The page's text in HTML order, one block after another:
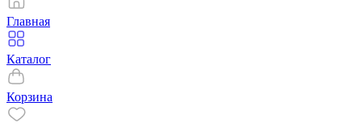
Главная
Каталог
Корзина